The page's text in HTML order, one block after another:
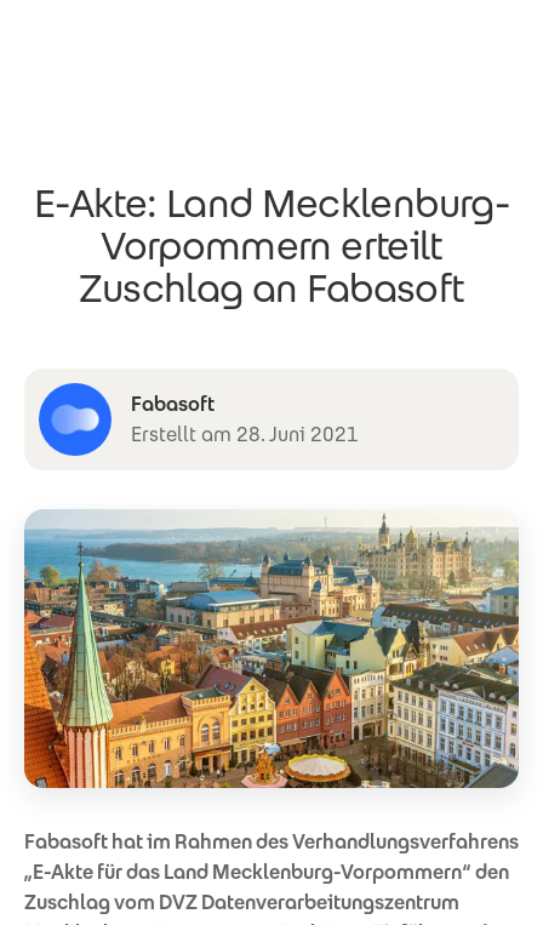
E-Akte: Land Mecklenburg-
Vorpommern erteilt
Zuschlag an Fabasoft
Fabasoft
Erstellt am 28. Juni 2021
Fabasoft hat im Rahmen des Verhandlungsverfahrens
„E-Akte für das Land Mecklenburg-Vorpommern“ den
Zuschlag vom DVZ Datenverarbeitungszentrum